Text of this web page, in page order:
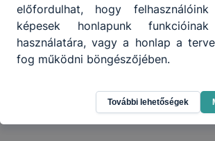
előfordulhat, hogy
képesek honlapunk
használatára, vagy a honlap a
fog működni böngészőjében.
További lehetőségek